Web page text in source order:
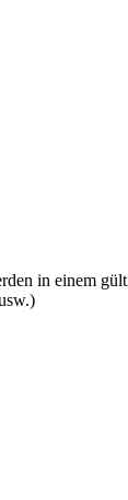
in einem